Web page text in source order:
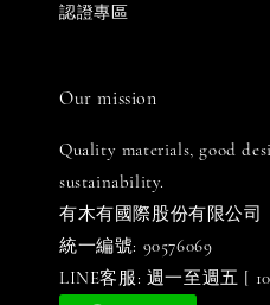
認證專區
Our mission
Quality materials, good
sustainability.
有木有國際股份有限公司
統一編號: 90576069
LINE客服: 週一至週五 [